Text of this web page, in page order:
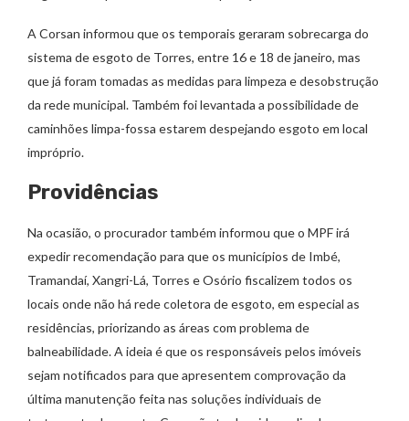
A Corsan informou que os temporais geraram sobrecarga do
sistema de esgoto de Torres, entre 16 e 18 de janeiro, mas
que já foram tomadas as medidas para limpeza e desobstrução
da rede municipal. Também foi levantada a possibilidade de
caminhões limpa-fossa estarem despejando esgoto em local
impróprio.
Providências
Na ocasião, o procurador também informou que o MPF irá
expedir recomendação para que os municípios de Imbé,
Tramandaí, Xangri-Lá, Torres e Osório fiscalizem todos os
locais onde não há rede coletora de esgoto, em especial as
residências, priorizando as áreas com problema de
balneabilidade. A ideia é que os responsáveis pelos imóveis
sejam notificados para que apresentem comprovação da
última manutenção feita nas soluções individuais de